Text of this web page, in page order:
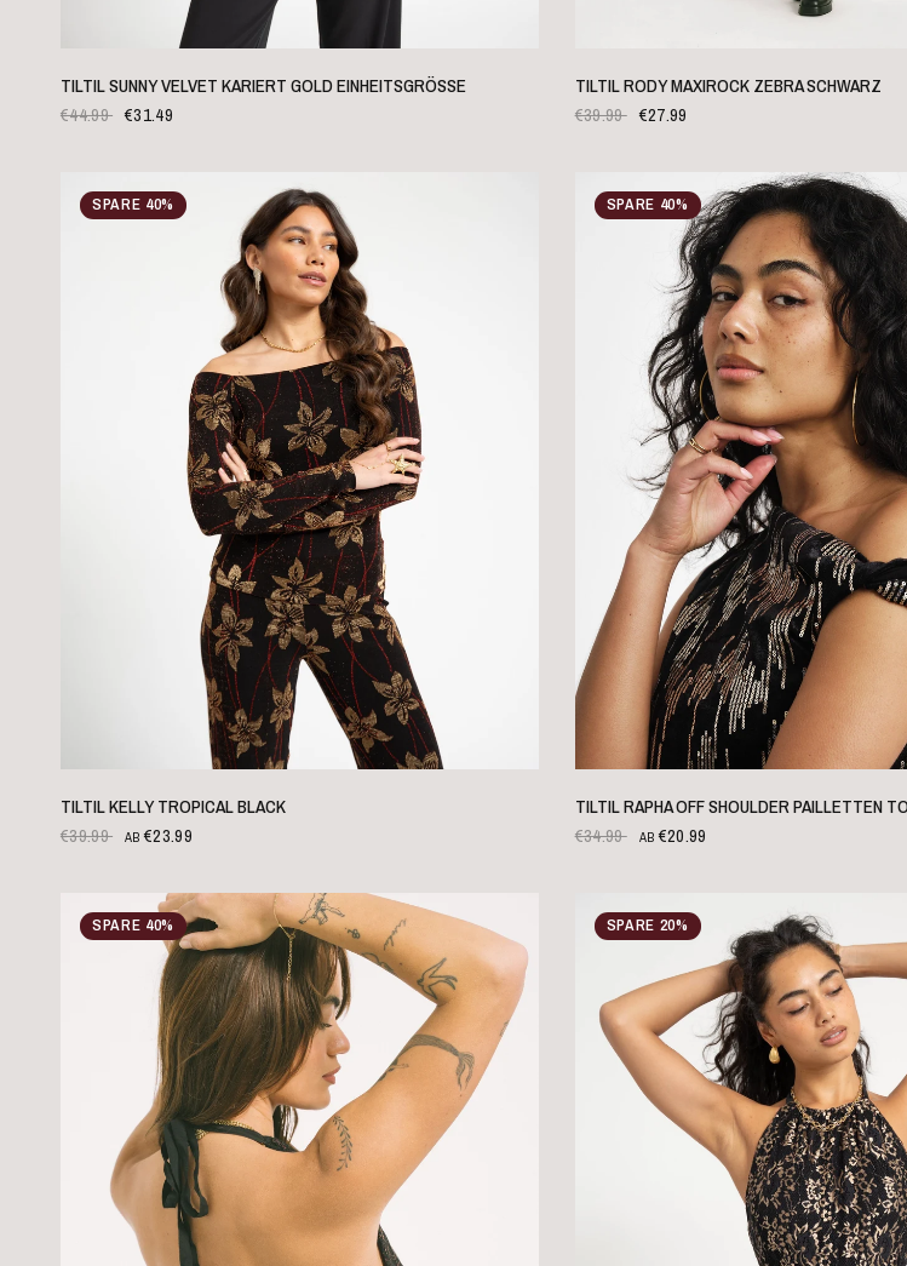
TILTIL SUNNY VELVET KARIERT GOLD EINHEITSGRÖSSE
€44.99 €31.49
TILTIL RODY MAXIROCK ZEBRA SCHWARZ
€39.99 €27.99
SPARE 40%
TILTIL KELLY TROPICAL BLACK
€39.99
AB €23.99
SPARE 40%
TILTIL RAPHA OFF SHOULDER PAILLETTEN
€34.99
AB €20.99
SPARE 40% SPARE 20%